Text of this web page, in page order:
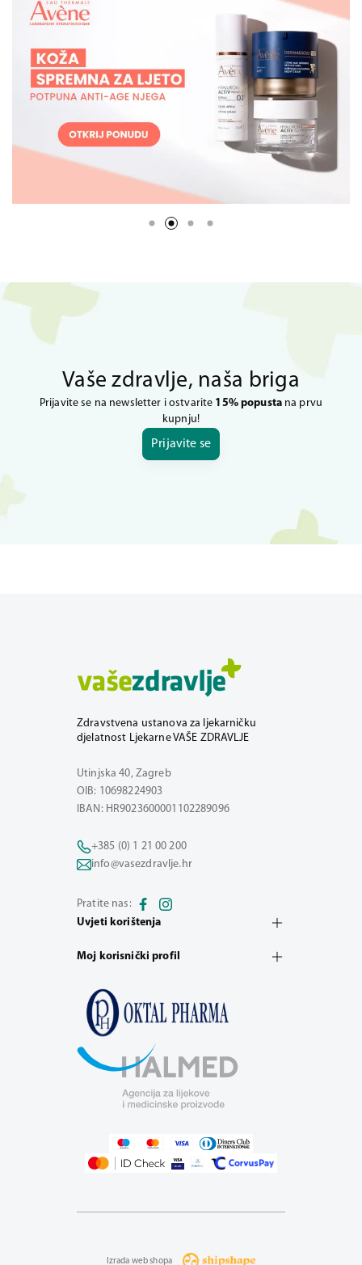
Vaše zdravlje, naša briga
Prijavite se na newsletter i ostvarite 15% popustana prvu
kupnju!
Prijavite se
Zdravstvena ustanova za ljekarničku
djelatnost Ljekarne VAŠE ZDRAVLJE
Utinjska 40, Zagreb
OIB: 10698224903
IBAN: HR9023600001102289096
+385 (0) 1 21 00 200
info@vasezdravlje.hr
Pratite nas:
Uvjeti korištenja
Moj korisnički profil
Izrada web shopa